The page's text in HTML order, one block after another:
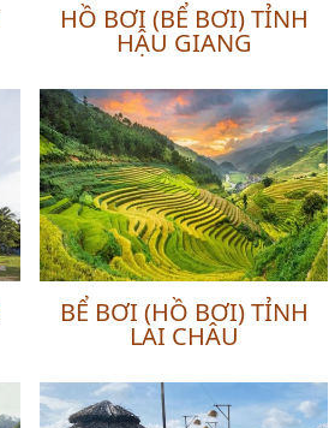
HỒ BƠI (BỂ BƠI) TỈNH
HẬU GIANG
BỂ BƠI (HỒ BƠI) TỈNH
LAI CHÂU